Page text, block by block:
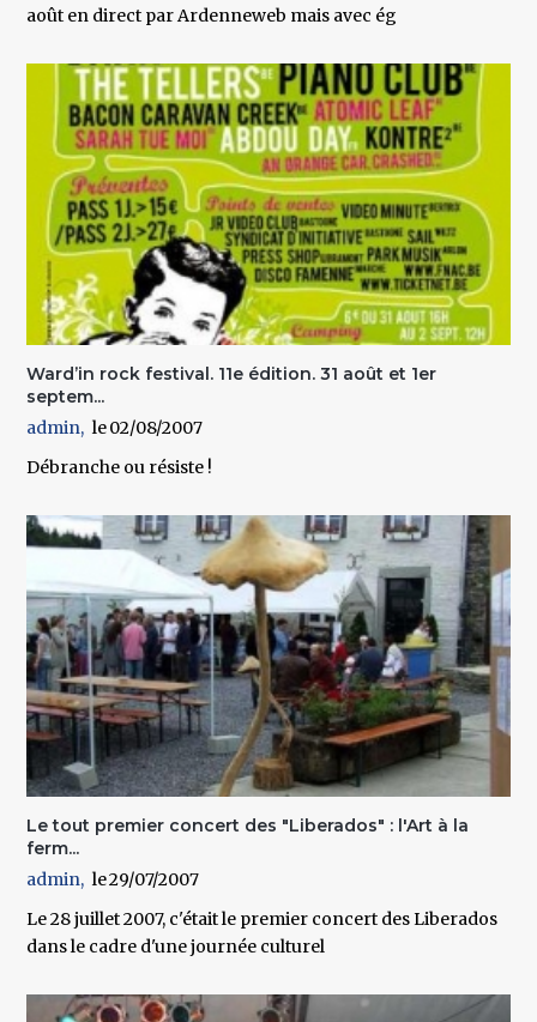
août en direct par Ardenneweb mais avec ég
Ward’in rock festival. 11e édition. 31 août et 1er
septem...
admin
02/08/2007
Débranche ou résiste !
Le tout premier concert des "Liberados" : l'Art à la
ferm...
admin
29/07/2007
Le 28 juillet 2007, c'était le premier concert des Liberados
dans le cadre d'une journée culturel